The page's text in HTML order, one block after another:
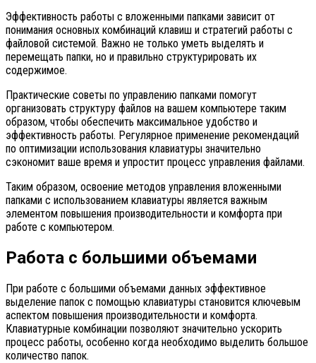
Эффективность работы с вложенными папками зависит от
понимания основных комбинаций клавиш и стратегий работы с
файловой системой. Важно не только уметь выделять и
перемещать папки, но и правильно структурировать их
содержимое.
Практические советы по управлению папками помогут
организовать структуру файлов на вашем компьютере таким
образом, чтобы обеспечить максимальное удобство и
эффективность работы. Регулярное применение рекомендаций
по оптимизации использования клавиатуры значительно
сэкономит ваше время и упростит процесс управления файлами.
Таким образом, освоение методов управления вложенными
папками с использованием клавиатуры является важным
элементом повышения производительности и комфорта при
работе с компьютером.
Работа с большими объемами
При работе с большими объемами данных эффективное
выделение папок с помощью клавиатуры становится ключевым
аспектом повышения производительности и комфорта.
Клавиатурные комбинации позволяют значительно ускорить
процесс работы, особенно когда необходимо выделить большое
количество папок.